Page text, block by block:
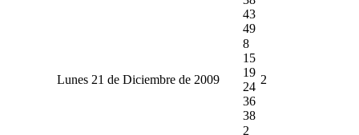
43
49
Lunes 21 de Diciembre de 2009
8
15
19
24
36
38
2
2